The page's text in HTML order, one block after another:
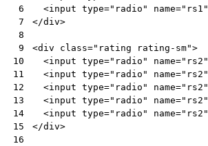
6
7
8
9
10
11
12
13
14
15
16
<input type="radio" name="rs1"
</div>
<div class="rating rating-sm">
<input type="radio" name="rs2"
<input type="radio" name="rs2"
<input type="radio" name="rs2"
<input type="radio" name="rs2"
<input type="radio" name="rs2"
</div>